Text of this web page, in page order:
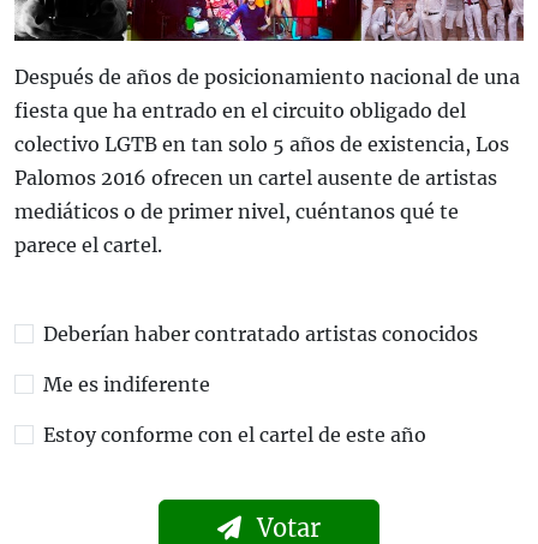
Después de años de posicionamiento nacional de una
fiesta que ha entrado en el circuito obligado del
colectivo LGTB en tan solo 5 años de existencia, Los
Palomos 2016 ofrecen un cartel ausente de artistas
mediáticos o de primer nivel, cuéntanos qué te
parece el cartel.
Deberían haber contratado artistas conocidos
Me es indiferente
Estoy conforme con el cartel de este año
Votar